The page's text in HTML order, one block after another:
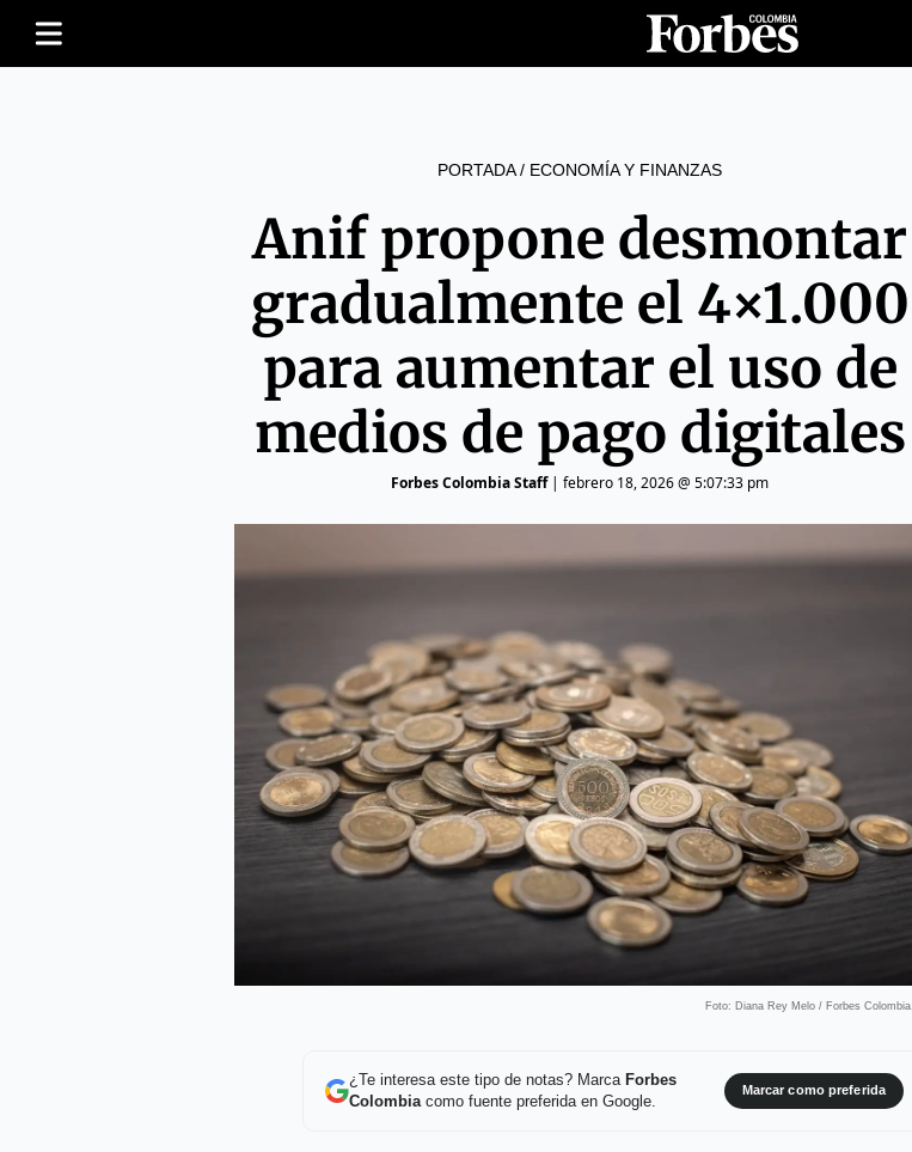
PORTADA/ ECONOMÍA Y FINANZAS
Anif propone desmontar
gradualmente el 4×1.000
para aumentar el uso de
medios de pago digitales
Forbes Colombia Staff| febrero 18, 2026 @ 5:07:33 pm
Foto: Diana Rey Melo / Forbes Colombia.
¿Te interesa este tipo de notas? Marca Forbes
Colombiacomo fuente preferida en Google.
Marcar como preferida